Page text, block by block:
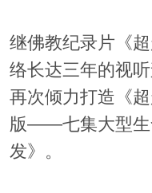
继佛教纪录片《
络长达三年的视
再次倾力打造《
版——七集大型生
发》。